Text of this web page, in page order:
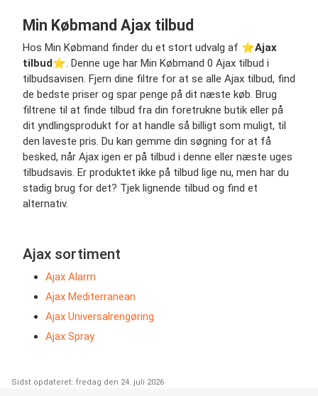
Min Købmand Ajax tilbud
Hos Min Købmand finder du et stort udvalg af ⭐️Ajax
tilbud⭐️. Denne uge har Min Købmand 0 Ajax tilbud i
tilbudsavisen. Fjern dine filtre for at se alle Ajax tilbud, find
de bedste priser og spar penge på dit næste køb. Brug
filtrene til at finde tilbud fra din foretrukne butik eller på
dit yndlingsprodukt for at handle så billigt som muligt, til
den laveste pris. Du kan gemme din søgning for at få
besked, når Ajax igen er på tilbud i denne eller næste uges
tilbudsavis. Er produktet ikke på tilbud lige nu, men har du
stadig brug for det? Tjek lignende tilbud og find et
alternativ.
Ajax sortiment
Ajax Alarm
Ajax Mediterranean
Ajax Universalrengøring
Ajax Spray
Sidst opdateret: fredag den 24. juli 2026